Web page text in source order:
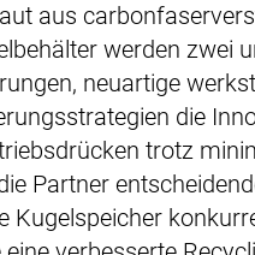
aus
werden zwei
neuartige
die
trotz
Partner
Kugelspeicher